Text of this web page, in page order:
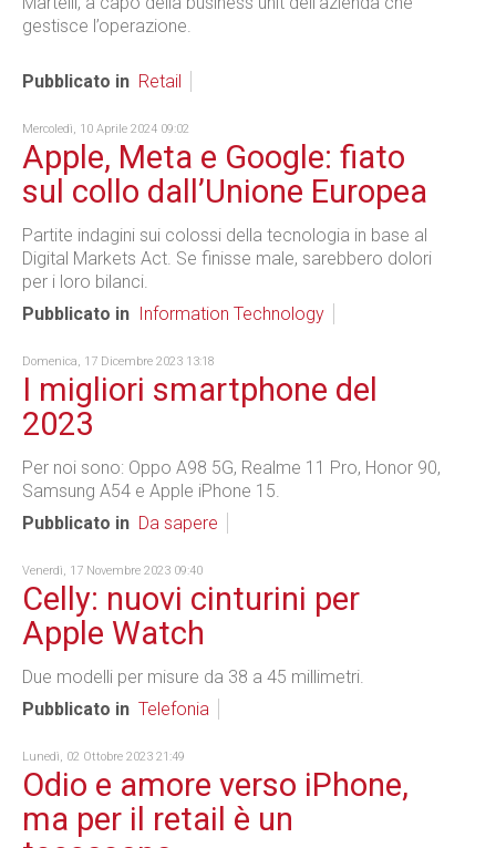
gestisce l’operazione.
Pubblicato in Retail
Mercoledì, 10 Aprile 2024 09:02
Apple, Meta e Google: fiato
sul collo dall’Unione Europea
Partite indagini sui colossi della tecnologia in base al
Digital Markets Act. Se finisse male, sarebbero dolori
per i loro bilanci.
Pubblicato in
Information Technology
Domenica, 17 Dicembre 2023 13:18
I migliori smartphone del
2023
Per noi sono: Oppo A98 5G, Realme 11 Pro, Honor 90,
Samsung A54 e Apple iPhone 15.
Pubblicato in Da sapere
Venerdì, 17 Novembre 2023 09:40
Celly: nuovi cinturini per
Apple Watch
Due modelli per misure da 38 a 45 millimetri.
Pubblicato in Telefonia
Lunedì, 02 Ottobre 2023 21:49
Odio e amore verso iPhone,
ma per il retail è un